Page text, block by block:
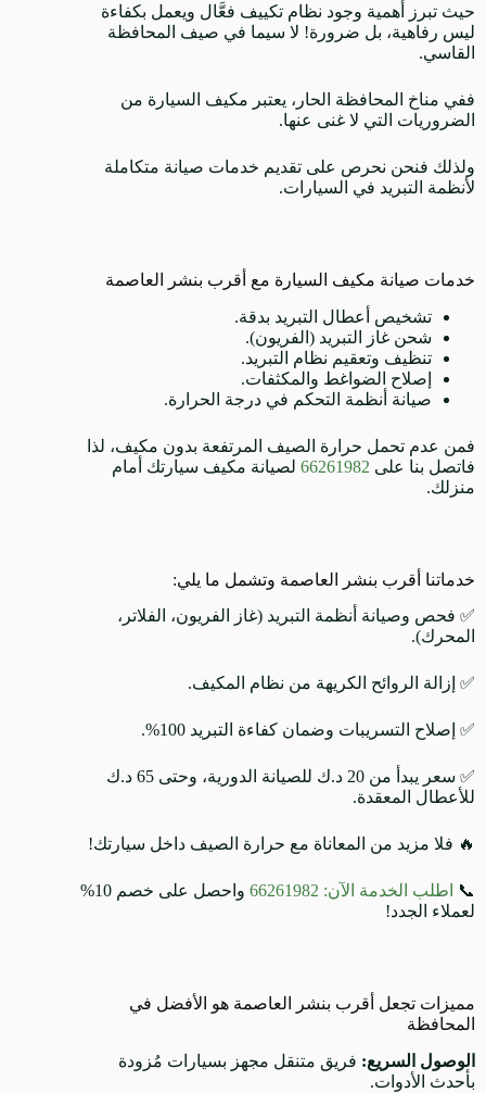
حيث تبرز أهمية وجود نظام تكييف فعَّال ويعمل بكفاءة
ليس رفاهية، بل ضرورة! لا سيما في صيف المحافظة
القاسي.
ففي مناخ المحافظة الحار، يعتبر مكيف السيارة من
الضروريات التي لا غنى عنها.
ولذلك فنحن نحرص على تقديم خدمات صيانة متكاملة
لأنظمة التبريد في السيارات.
خدمات صيانة مكيف السيارة مع أقرب بنشر العاصمة
تشخيص أعطال التبريد بدقة.
شحن غاز التبريد (الفريون).
تنظيف وتعقيم نظام التبريد.
إصلاح الضواغط والمكثفات.
صيانة أنظمة التحكم في درجة الحرارة.
فمن عدم تحمل حرارة الصيف المرتفعة بدون مكيف، لذا
فاتصل بنا على 66261982 لصيانة مكيف سيارتك أمام
منزلك.
خدماتنا أقرب بنشر العاصمة وتشمل ما يلي:
✅ فحص وصيانة أنظمة التبريد (غاز الفريون، الفلاتر،
المحرك).
✅ إزالة الروائح الكريهة من نظام المكيف.
✅ إصلاح التسريبات وضمان كفاءة التبريد 100%.
✅ سعر يبدأ من 20 د.ك للصيانة الدورية، وحتى 65 د.ك
للأعطال المعقدة.
🔥 فلا مزيد من المعاناة مع حرارة الصيف داخل سيارتك!
📞 اطلب الخدمة الآن: 66261982
واحصل على خصم 10%
لعملاء الجدد!
مميزات تجعل أقرب بنشر العاصمة هو الأفضل في
المحافظة
الوصول السريع: فريق متنقل مجهز بسيارات مُزودة
بأحدث الأدوات.